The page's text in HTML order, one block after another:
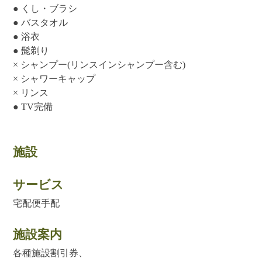
● くし・ブラシ
● バスタオル
● 浴衣
● 髭剃り
× シャンプー(リンスインシャンプー含む)
× シャワーキャップ
× リンス
● TV完備
施設
サービス
宅配便手配
施設案内
各種施設割引券、